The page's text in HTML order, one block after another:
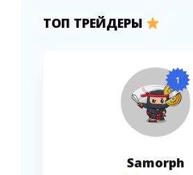
ТОП ТРЕЙДЕРЫ
1
Samorph